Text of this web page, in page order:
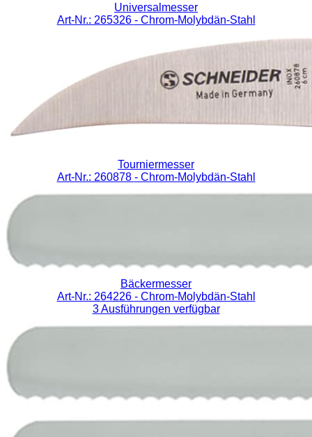
Universalmesser
Art-Nr.: 265326 - Chrom-Molybdän-Stahl
Tourniermesser
Art-Nr.: 260878 - Chrom-Molybdän-Stahl
Bäckermesser
Art-Nr.: 264226 - Chrom-Molybdän-Stahl
3 Ausführungen verfügbar